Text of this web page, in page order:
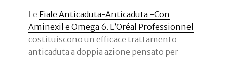
Le Fiale Anticaduta-Anticaduta -Con
Aminexil e Omega 6. L’Oréal Professionnel
costituiscono un efficace trattamento
anticaduta a doppia azione pensato per